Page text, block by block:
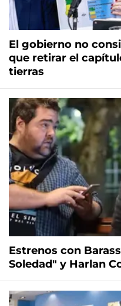
El gobierno no
que retirar el
tierras
Estrenos con
Soledad" y Harlan